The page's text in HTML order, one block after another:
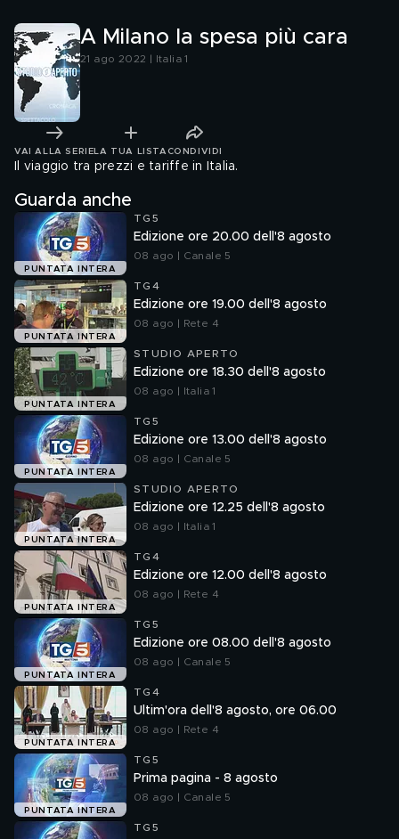
A Milano la spesa più cara
21 ago 2022 | Italia 1
VAI ALLA SERIE LA TUA LISTA CONDIVIDI
Il viaggio tra prezzi e tariffe in Italia.
Guarda anche
PUNTATA INTERA
TG5
Edizione ore 20.00 dell'8 agosto
08 ago | Canale 5
PUNTATA INTERA
TG4
Edizione ore 19.00 dell'8 agosto
08 ago | Rete 4
PUNTATA INTERA
STUDIO APERTO
Edizione ore 18.30 dell'8 agosto
08 ago | Italia 1
PUNTATA INTERA
TG5
Edizione ore 13.00 dell'8 agosto
08 ago | Canale 5
PUNTATA INTERA
STUDIO APERTO
Edizione ore 12.25 dell'8 agosto
08 ago | Italia 1
PUNTATA INTERA
TG4
Edizione ore 12.00 dell'8 agosto
08 ago | Rete 4
PUNTATA INTERA
TG5
Edizione ore 08.00 dell'8 agosto
08 ago | Canale 5
PUNTATA INTERA
TG4
Ultim'ora dell'8 agosto, ore 06.00
08 ago | Rete 4
PUNTATA INTERA
TG5
Prima pagina - 8 agosto
08 ago | Canale 5
TG5